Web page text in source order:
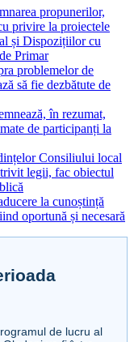
propunerilor,
privire la proiectele
și Dispozițiilor cu
Primar
problemelor de
să fie dezbătute de
în rezumat,
de participanți la
Consiliului local
legii, fac obiectul
la cunoștință
oportună și necesară
de lucru al